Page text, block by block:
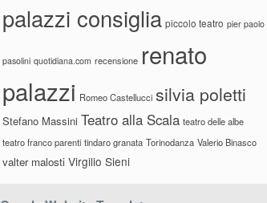
palazzi consiglia piccolo teatro pier paolo
pasolini quotidiana.com recensione renato
palazzi Romeo Castellucci silvia poletti
Stefano Massini Teatro alla Scala teatro delle albe
teatro franco parenti tindaro granata Torinodanza Valerio Binasco
valter malosti Virgilio Sieni